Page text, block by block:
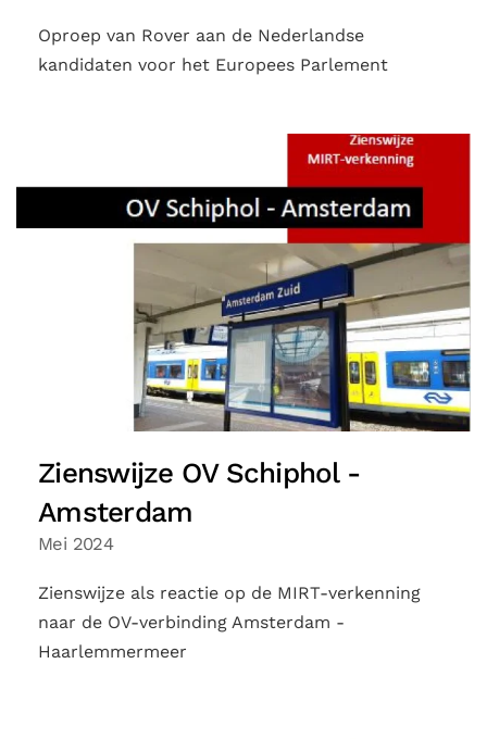
Oproep van Rover aan de Nederlandse
kandidaten voor het Europees Parlement
Zienswijze OV Schiphol -
Amsterdam
Mei 2024
Zienswijze als reactie op de MIRT-verkenning
naar de OV-verbinding Amsterdam -
Haarlemmermeer